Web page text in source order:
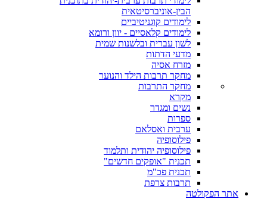
הבין-אוניברסיטאית
לימודים קוגניטיביים
לימודים קלאסיים - יוון ורומא
לשון עברית ובלשנות שמית
מדעי הדתות
מזרח אסיה
מחקר תרבות הילד והנוער
מחקר התרבות
מקרא
נשים ומגדר
ספרות
ערבית ואסלאם
פילוסופיה
פילוסופיה יהודית ותלמוד
תכנית "אופקים חדשים"
תכנית פכ"מ
תרבות צרפת
אתר הפקולטה